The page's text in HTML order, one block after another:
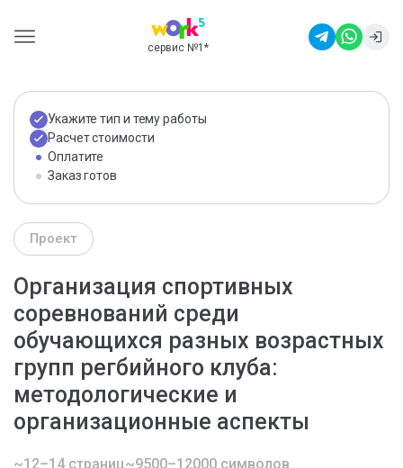
сервис №1 *
Укажите тип и тему работы
Расчет стоимости
Оплатите
Заказ готов
Проект
Организация спортивных
соревнований среди
обучающихся разных возрастных
групп регбийного клуба:
методологические и
организационные аспекты
~12–14 страниц~9500–12000 символов